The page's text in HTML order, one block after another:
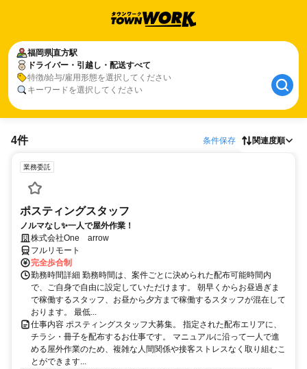
福岡県直方駅
ドライバー・引越し・配送すべて
特徴/給与/雇用形態を選択してください
キーワードを選択してください
4件 条件保存 関連度順
業務委託
ポスティングスタッフ
ノルマなし✨一人で屋外作業！
株式会社One arrow
フルリモート
完全歩合制
勤務時間詳細 勤務時間は、案件ごとに決められた配布可能時間内
で、ご自身で自由に設定していただけます。 朝早くからお昼過ぎま
で稼働するスタッフ、お昼から夕方まで稼働するスタッフが混在して
おります。 最低...
仕事内容 ポスティングスタッフ大募集。 指定された配布エリアに、
チラシ・冊子を配布するお仕事です。 マニュアルに沿って一人で進
める屋外作業のため、複雑な人間関係や接客ストレスなく取り組むこ
とができます...